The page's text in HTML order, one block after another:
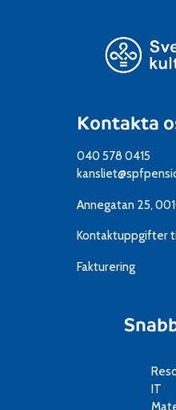
Kontakta
040 578 0415
Annegatan 25,
Kontaktuppgifter
Fakturering
IT